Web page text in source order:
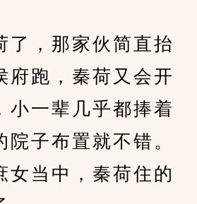
，那家伙简直抬
府跑，秦荷又会开
小一辈几乎都捧着
院子布置就不错。
当中，秦荷住的